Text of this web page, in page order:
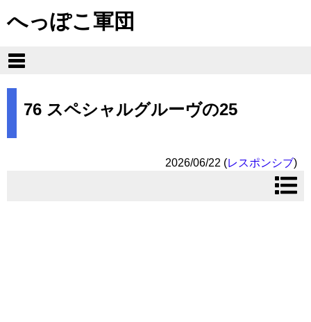
へっぽこ軍団
76 スペシャルグルーヴの25
2026/06/22 (レスポンシブ)